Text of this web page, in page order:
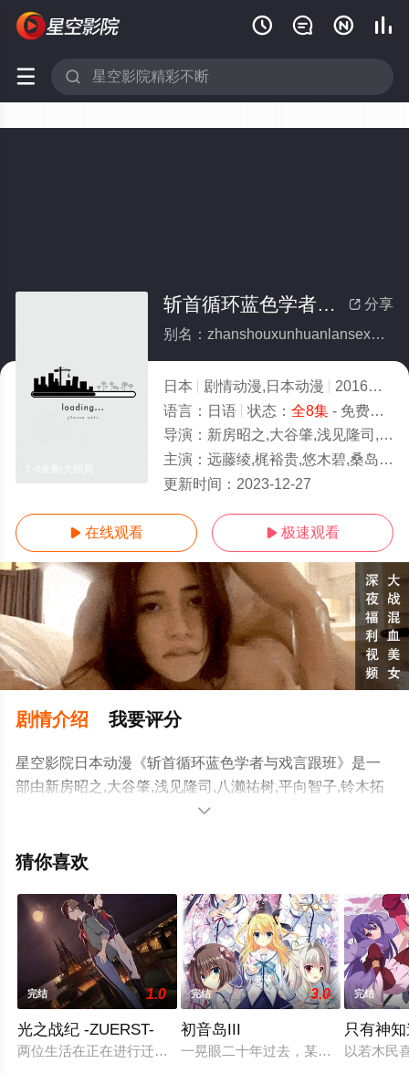
   
 
 分享
斩首循环蓝色学者与戏言跟班(全集)
别名：zhanshouxunhuanlansexuezheyuxiyangenban
日本 剧情动漫,日本动漫 2016
7.0
语言： 日语 状态： 全8集- 免费在线观看
导演： 新房昭之,大谷肇,浅见隆司,八濑祐树,平向智子,铃木拓磨,矢野孝典
主演： 远藤绫,梶裕贵,悠木碧,桑岛法子,川澄绫子,甲斐田裕子,伊濑茉莉也,岛村侑,新谷良子,滨田贤二,桑谷夏子,后藤邑
更新时间： 2023-12-27
 在线观看  极速观看
剧情介绍 我要评分
星空影院日本动漫《斩首循环蓝色学者与戏言跟班》是一
部由新房昭之,大谷肇,浅见隆司,八濑祐树,平向智子,铃木拓
磨,矢野孝典导演执导，远藤绫,梶裕贵,悠木碧,桑岛法子,川
桑谷夏子,后藤邑子,池泽春菜等演员精彩演绎的日本动漫，
删减完整版动漫全集就上星空电影网，更多相关信息可移
步至豆瓣动漫、电视猫或剧情网等平台了解。

猜你喜欢
完结 1.0
光之战纪 -ZUERST-
两位生活在正在进行迁都计划的巴鲁海特帝国的青年——努力从
完结 3.0
初音岛III
一晃眼二十年过去，某日，初音岛风
完结
只有神
以若木民